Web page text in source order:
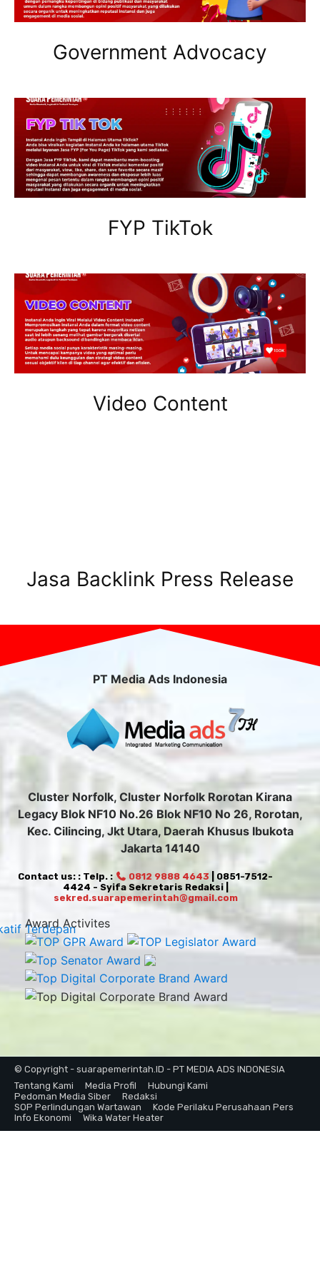
Government Advocacy
FYP TikTok
Video Content
Jasa Backlink Press Release
PT Media Ads Indonesia
Cluster Norfolk, Cluster Norfolk Rorotan Kirana
Legacy Blok NF10 No.26 Blok NF10 No 26, Rorotan,
Kec. Cilincing, Jkt Utara, Daerah Khusus Ibukota
Jakarta 14140
Contact us: : Telp. : 0812 9888 4643 | 0851-7512-
4424 - Syifa Sekretaris Redaksi |
sekred.suarapemerintah@gmail.com
Award Activites
© Copyright - suarapemerintah.ID - PT MEDIA ADS INDONESIA
Tentang Kami
Media Profil
Hubungi Kami
Pedoman Media Siber
Redaksi
SOP Perlindungan Wartawan
Kode Perilaku Perusahaan Pers
Info Ekonomi
Wika Water Heater